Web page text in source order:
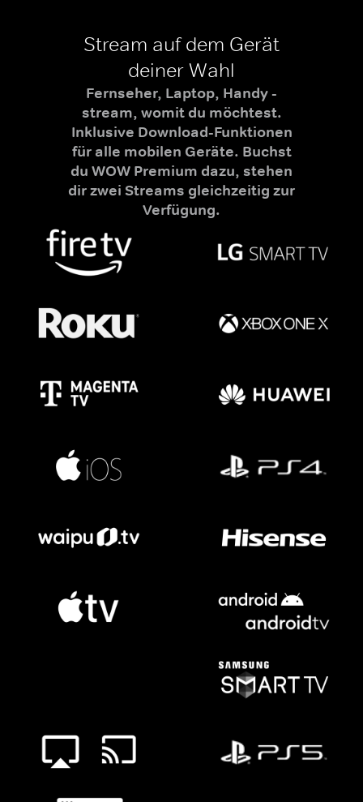
Stream auf dem Gerät
deiner Wahl
Fernseher, Laptop, Handy -
stream, womit du möchtest.
Inklusive Download-Funktionen
für alle mobilen Geräte. Buchst
du WOW Premium dazu, stehen
dir zwei Streams gleichzeitig zur
Verfügung.